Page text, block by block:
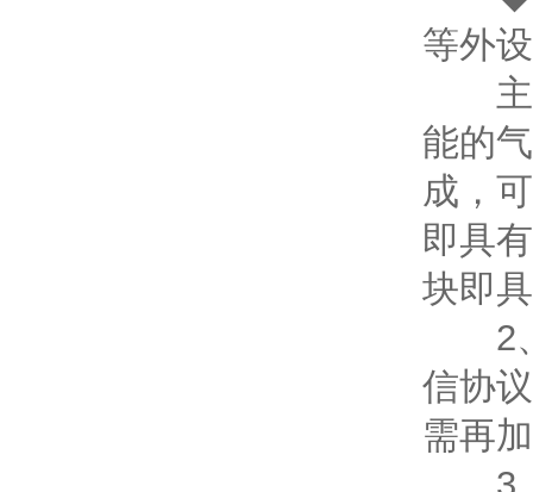
等外
主要
能的
成，
即具
块即
2、
信协
需再